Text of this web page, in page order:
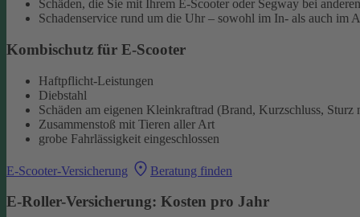
Schäden, die Sie mit Ihrem E-Scooter oder Segway bei
Schadenservice rund um die Uhr – sowohl im In- als auch im
Kombischutz für E-Scooter
Haftpflicht-Leistungen
Diebstahl
Schäden am eigenen Kleinkraftrad (Brand, Kurzschluss, Sturz
Zusammenstoß mit Tieren aller Art
grobe Fahrlässigkeit eingeschlossen
E-Scooter-Versicherung Beratung finden
E-Roller-Versicherung: Kosten pro Jahr